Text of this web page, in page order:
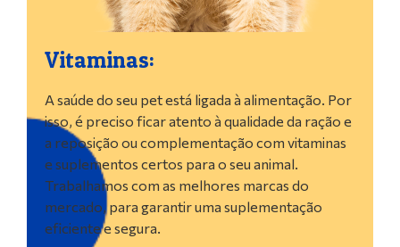
Vitaminas:
A saúde do seu pet está ligada à alimentação. Por
isso, é preciso ficar atento à qualidade da ração e
a reposição ou complementação com vitaminas
e suplementos certos para o seu animal.
Trabalhamos com as melhores marcas do
mercado, para garantir uma suplementação
eficiente e segura.